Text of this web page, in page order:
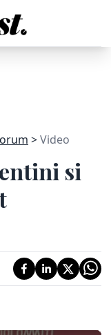
Video
si